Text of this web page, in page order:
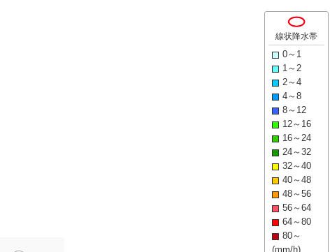
線状降水帯
0～1
1～2
2～4
4～8
8～12
12～16
16～24
24～32
32～40
40～48
48～56
56～64
64～80
80～
(mm/h)